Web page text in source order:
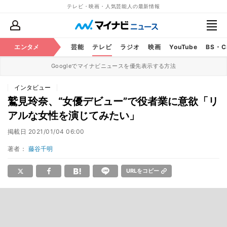
テレビ・映画・人気芸能人の最新情報
エンタメ 芸能 テレビ ラジオ 映画 YouTube BS・
Googleでマイナビニュースを優先表示する方法
インタビュー
鷲見玲奈、“女優デビュー”で役者業に意欲「リ
アルな女性を演じてみたい」
掲載日 2021/01/04 06:00
著者： 藤谷千明
URLをコピー